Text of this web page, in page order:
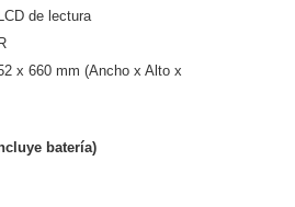
de lectura
x 660 mm (Ancho x Alto x
batería)